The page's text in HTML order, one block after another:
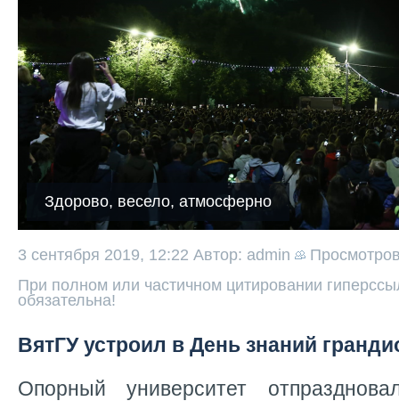
Здорово, весело, атмосферно
3 сентября 2019, 12:22 Автор: admin
При полном или частичном цитировании
обязательна!
ВятГУ устроил в День знаний
Опорный университет